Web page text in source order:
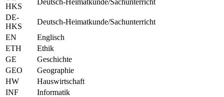
HKS
DE-
HKS
Deutsch-Heimatkunde/Sachunterricht
EN
Englisch
ETH
Ethik
GE
Geschichte
GEO
Geographie
HW
Hauswirtschaft
INF
Informatik